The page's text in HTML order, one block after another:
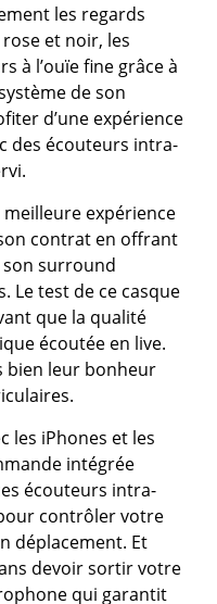
les regards
et noir, les
à l’ouïe fine grâce à
de son
d’une expérience
des écouteurs intra-
expérience
contrat en offrant
surround
Le test de ce casque
que la qualité
écoutée en live.
bien leur bonheur
les iPhones et les
intégrée
écouteurs intra-
contrôler votre
déplacement. Et
devoir sortir votre
qui garantit